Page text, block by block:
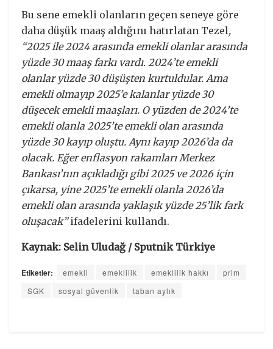
Bu sene emekli olanların geçen seneye göre
daha düşük maaş aldığını hatırlatan Tezel,
“2025 ile 2024 arasında emekli olanlar arasında
yüzde 30 maaş farkı vardı. 2024’te emekli
olanlar yüzde 30 düşüşten kurtuldular. Ama
emekli olmayıp 2025’e kalanlar yüzde 30
düşecek emekli maaşları. O yüzden de 2024’te
emekli olanla 2025’te emekli olan arasında
yüzde 30 kayıp oluştu. Aynı kayıp 2026’da da
olacak. Eğer enflasyon rakamları Merkez
Bankası’nın açıkladığı gibi 2025 ve 2026 için
çıkarsa, yine 2025’te emekli olanla 2026’da
emekli olan arasında yaklaşık yüzde 25’lik fark
oluşacak”ifadelerini kullandı.
Kaynak: Selin Uludağ / Sputnik Türkiye
Etiketler: emekli emeklilik emeklilik hakkı
prim
SGK
sosyal güvenlik taban aylık